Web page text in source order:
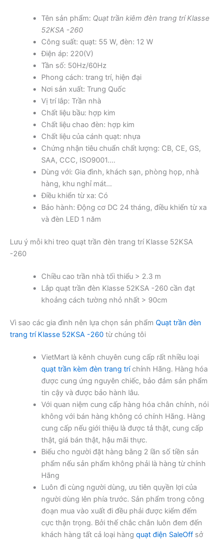
Tên sản phẩm: Quạt trần kiêm đèn trang trí Klasse
52KSA -260
Công suất: quạt: 55 W, đèn: 12 W
Điện áp: 220(V)
Tần số: 50Hz/60Hz
Phong cách: trang trí, hiện đại
Nơi sản xuất: Trung Quốc
Vị trí lắp: Trần nhà
Chất liệu bầu: hợp kim
Chất liệu chao đèn: hợp kim
Chất liệu của cánh quạt: nhựa
Chứng nhận tiêu chuẩn chất lượng: CB, CE, GS,
SAA, CCC, ISO9001….
Dùng với: Gia đình, khách sạn, phòng họp, nhà
hàng, khu nghỉ mát…
Điều khiển từ xa: Có
Bảo hành: Động cơ DC 24 tháng, điều khiển từ xa
và đèn LED 1 năm
Lưu ý mỗi khi treo quạt trần đèn trang trí Klasse 52KSA
-260
Chiều cao trần nhà tối thiểu > 2.3 m
Lắp quạt trần đèn Klasse 52KSA -260 cần đạt
khoảng cách tường nhỏ nhất > 90cm
Vì sao các gia đình nên lựa chọn sản phẩm Quạt trần đèn
trang trí Klasse 52KSA -260 từ chúng tôi
VietMart là kênh chuyên cung cấp rất nhiều loại
quạt trần kèm đèn trang tríchính Hãng. Hàng hóa
được cung ứng nguyên chiếc, bảo đảm sản phẩm
tin cậy và được bảo hành lâu.
Với quan niệm cung cấp hàng hóa chân chính, nói
không với bán hàng không có chính Hãng. Hàng
cung cấp nếu giới thiệu là được tả thật, cung cấp
thật, giá bán thật, hậu mãi thực.
Biếu cho người đặt hàng bằng 2 lần số tiền sản
phẩm nếu sản phẩm không phải là hàng từ chính
Hãng
Luôn đi cùng người dùng, ưu tiên quyền lợi của
người dùng lên phía trước. Sản phẩm trong công
đoạn mua vào xuất đi đều phải được kiểm đếm
cực thận trọng. Bởi thế chắc chắn luôn đem đến
khách hàng tất cả loại hàng quạt điện SaleOffsở